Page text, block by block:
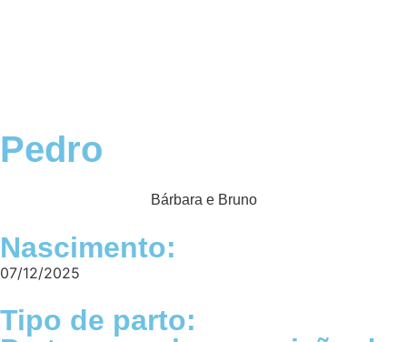
Pedro
Bárbara e Bruno
Nascimento:
07/12/2025
Tipo de parto: